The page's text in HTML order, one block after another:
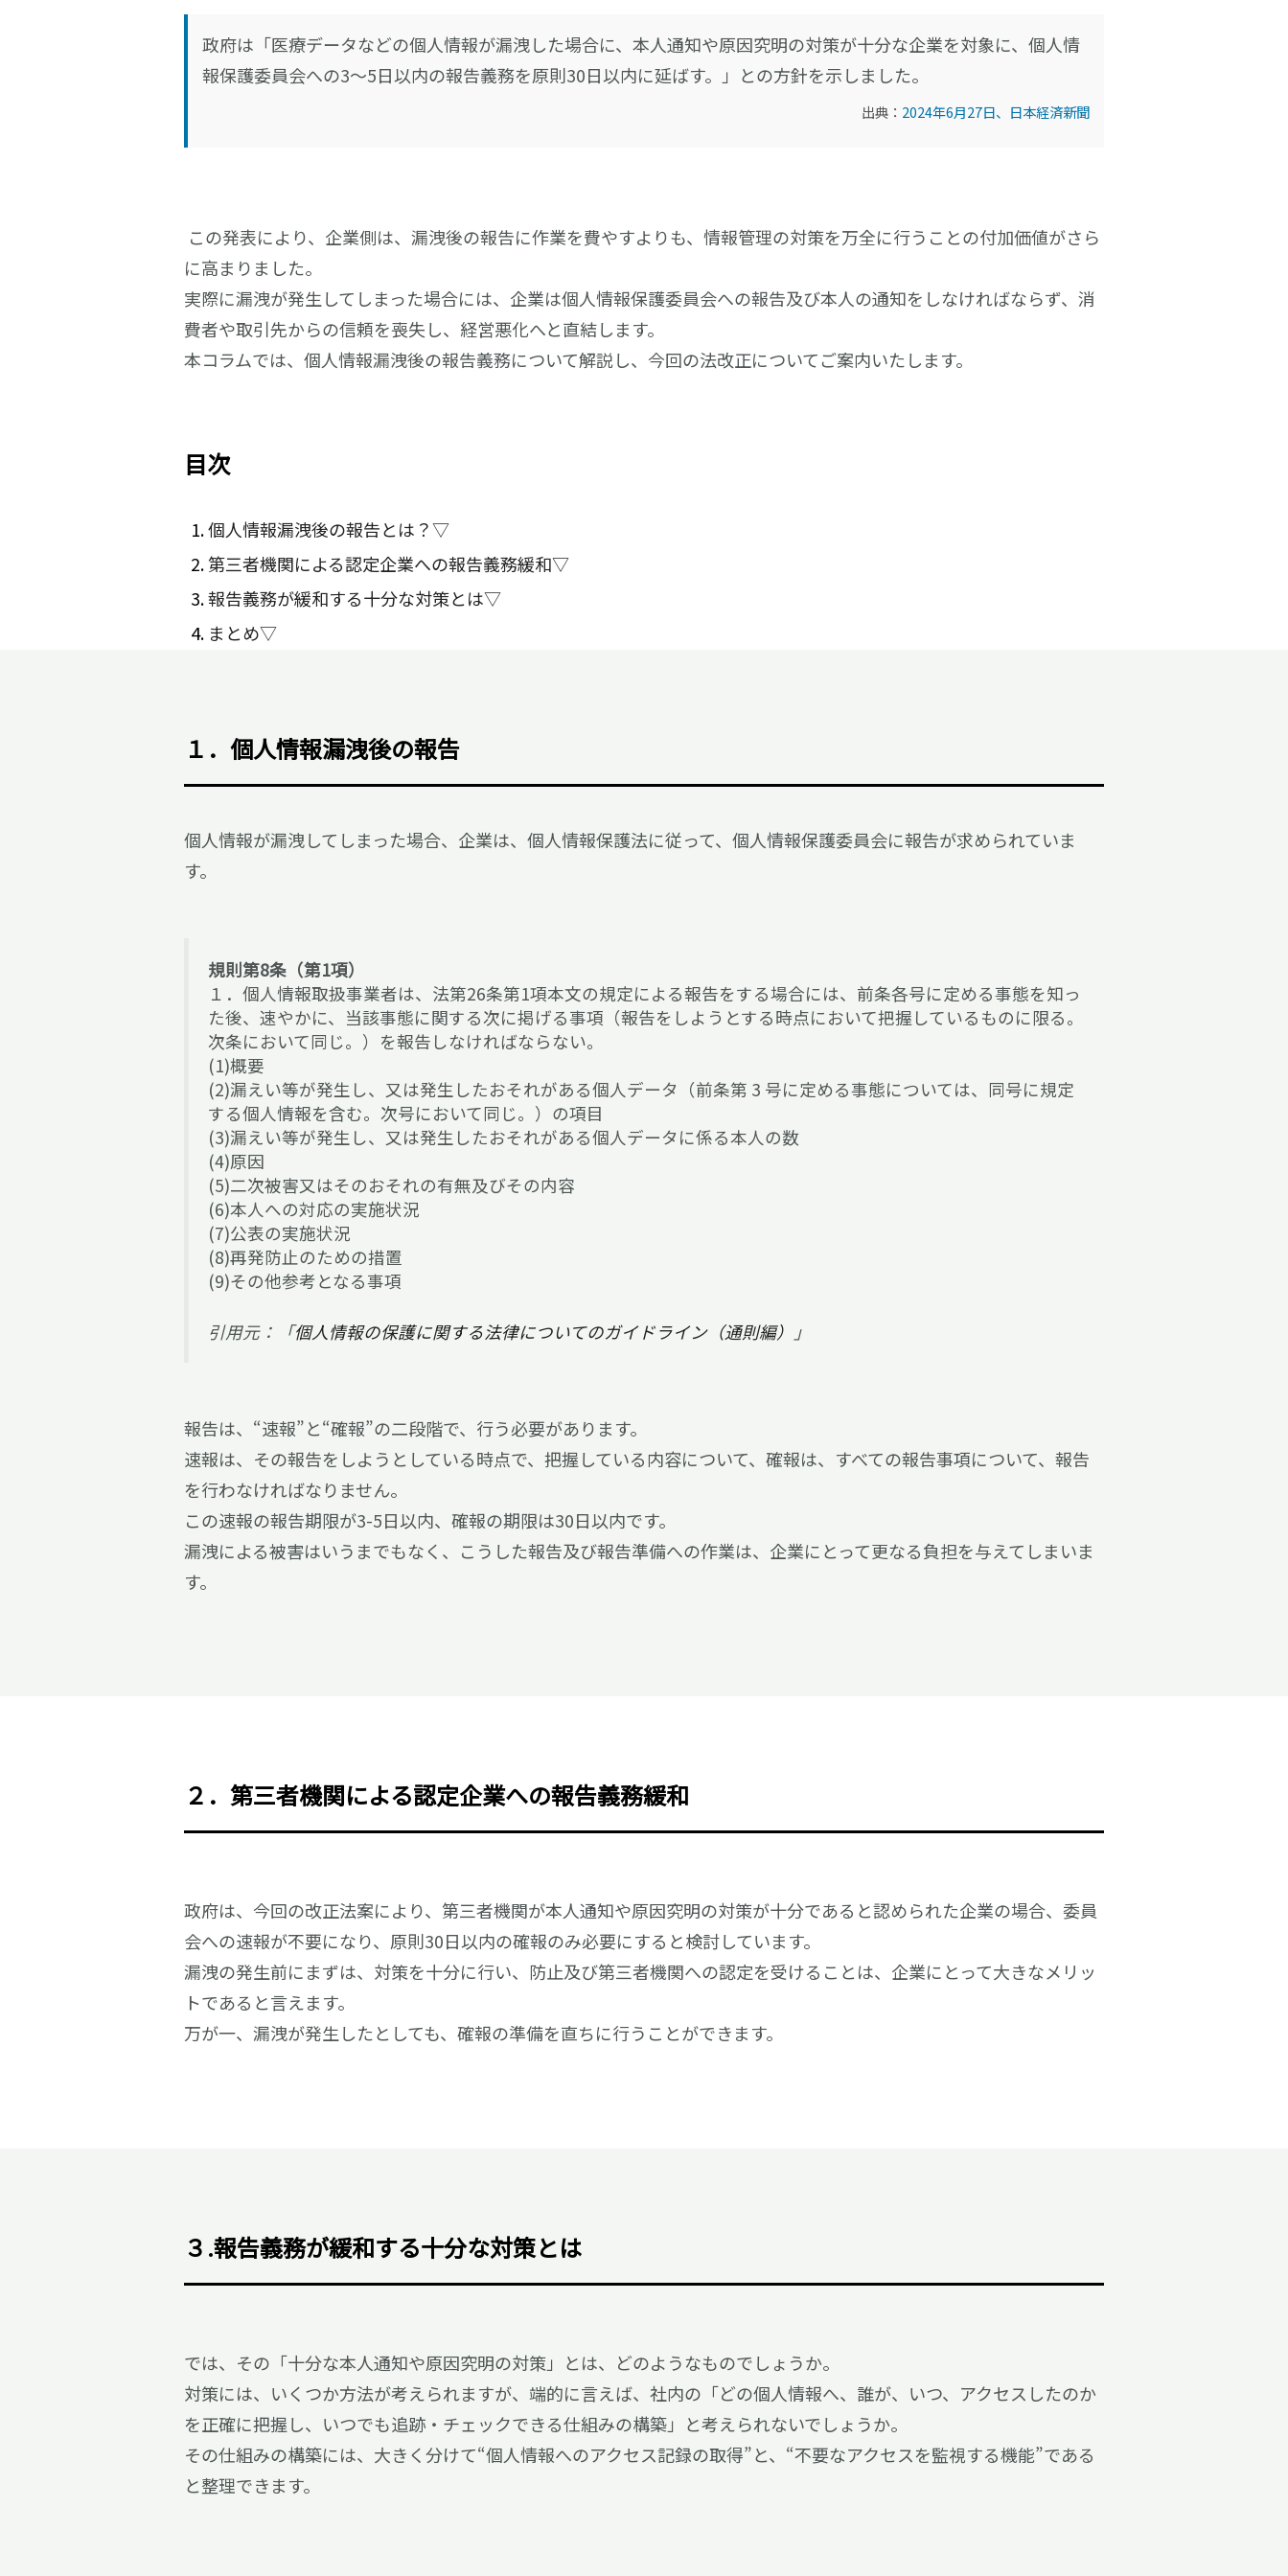
政府は「医療データなどの個人情報が漏洩した場合に、本人通知や原因究明の対策が十分な企業を対象に、個人情
報保護委員会への3〜5日以内の報告義務を原則30日以内に延ばす。」との方針を示しました。
出典： 2024年6月27日、日本経済新聞
この発表により、企業側は、漏洩後の報告に作業を費やすよりも、情報管理の対策を万全に行うことの付加価値がさら
に高まりました。
実際に漏洩が発生してしまった場合には、企業は個人情報保護委員会への報告及び本人の通知をしなければならず、消
費者や取引先からの信頼を喪失し、経営悪化へと直結します。
本コラムでは、個人情報漏洩後の報告義務について解説し、今回の法改正についてご案内いたします。
目次
個人情報漏洩後の報告とは？▽
第三者機関による認定企業への報告義務緩和▽
報告義務が緩和する十分な対策とは▽
まとめ▽
１．個人情報漏洩後の報告
個人情報が漏洩してしまった場合、企業は、個人情報保護法に従って、個人情報保護委員会に報告が求められていま
す。
規則第8条（第1項）
１．個人情報取扱事業者は、法第26条第1項本文の規定による報告をする場合には、前条各号に定める事態を知っ
た後、速やかに、当該事態に関する次に掲げる事項（報告をしようとする時点において把握しているものに限る。
次条において同じ。）を報告しなければならない。
(1)概要
(2)漏えい等が発生し、又は発生したおそれがある個人データ（前条第 3 号に定める事態については、同号に規定
する個人情報を含む。次号において同じ。）の項目
(3)漏えい等が発生し、又は発生したおそれがある個人データに係る本人の数
(4)原因
(5)二次被害又はそのおそれの有無及びその内容
(6)本人への対応の実施状況
(7)公表の実施状況
(8)再発防止のための措置
(9)その他参考となる事項
引用元：「個人情報の保護に関する法律についてのガイドライン（通則編） 」
報告は、“速報”と“確報”の二段階で、行う必要があります。
速報は、その報告をしようとしている時点で、把握している内容について、確報は、すべての報告事項について、報告
を行わなければなりません。
この速報の報告期限が3-5日以内、確報の期限は30日以内です。
漏洩による被害はいうまでもなく、こうした報告及び報告準備への作業は、企業にとって更なる負担を与えてしまいま
す。
２．第三者機関による認定企業への報告義務緩和
政府は、今回の改正法案により、第三者機関が本人通知や原因究明の対策が十分であると認められた企業の場合、委員
会への速報が不要になり、原則30日以内の確報のみ必要にすると検討しています。
漏洩の発生前にまずは、対策を十分に行い、防止及び第三者機関への認定を受けることは、企業にとって大きなメリッ
トであると言えます。
万が一、漏洩が発生したとしても、確報の準備を直ちに行うことができます。
３.報告義務が緩和する十分な対策とは
では、その「十分な本人通知や原因究明の対策」とは、どのようなものでしょうか。
対策には、いくつか方法が考えられますが、端的に言えば、社内の「どの個人情報へ、誰が、いつ、アクセスしたのか
を正確に把握し、いつでも追跡・チェックできる仕組みの構築」と考えられないでしょうか。
その仕組みの構築には、大きく分けて“個人情報へのアクセス記録の取得”と、“不要なアクセスを監視する機能”である
と整理できます。